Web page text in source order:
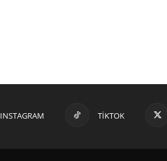
INSTAGRAM TIKTOK